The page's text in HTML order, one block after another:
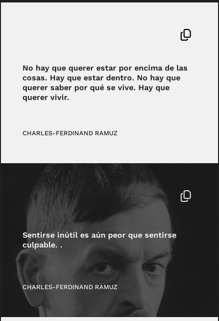
No hay que querer estar por encima de las
cosas. Hay que estar dentro. No hay que
querer saber por qué se vive. Hay que
querer vivir.
CHARLES-FERDINAND RAMUZ
Sentirse inútil es aún peor que sentirse
culpable. .
CHARLES-FERDINAND RAMUZ